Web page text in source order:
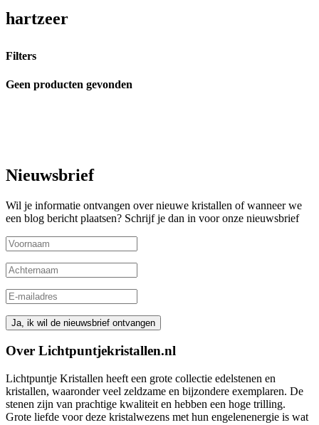
hartzeer
Filters
Geen producten gevonden
Nieuwsbrief
Wil je informatie ontvangen over nieuwe kristallen of wanneer we
een blog bericht plaatsen? Schrijf je dan in voor onze nieuwsbrief
Over Lichtpuntjekristallen.nl
Lichtpuntje Kristallen heeft een grote collectie edelstenen en
kristallen, waaronder veel zeldzame en bijzondere exemplaren. De
stenen zijn van prachtige kwaliteit en hebben een hoge trilling.
Grote liefde voor deze kristalwezens met hun engelenenergie is wat